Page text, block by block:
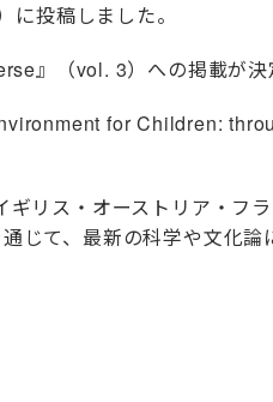
投稿しました。
』（vol. 3）への掲載が決
for Children:
リス・オーストリア・フ
じて、最新の科学や文化